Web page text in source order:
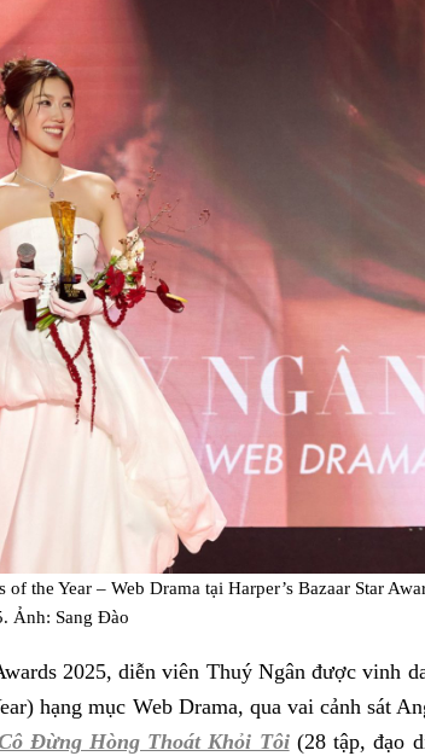
the Year – Web Drama tại Harper’s Bazaar Star
Ảnh: Sang Đào
2025, diễn viên Thuý Ngân được vinh
hạng mục Web Drama, qua vai cảnh sát
Đừng Hòng Thoát Khỏi Tôi(28 tập, đạo